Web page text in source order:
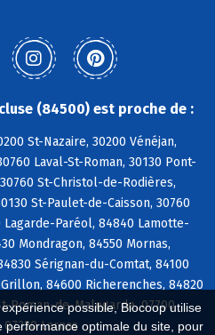
possible, Biocoop utilise
performance optimale du site, pour
(84500) est proche de :
St-Nazaire, 30200 Vénéjan,
Laval-St-Roman, 30130 Pont-
St-Christol-de-Rodières,
St-Paulet-de-Caisson, 30760
Paréol, 84840 Lamotte-
Mondragon, 84550 Mornas,
Sérignan-du-Comtat, 84100
84600 Richerenches, 84820
Roman-de-Malegarde, 07700
Larnas